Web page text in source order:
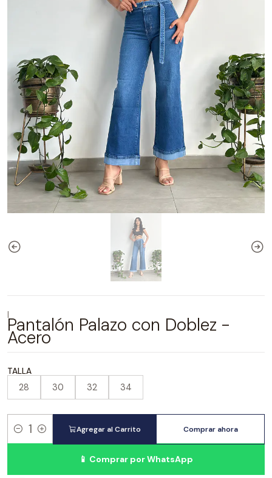
|Pantalón Palazo con Doblez -
Acero
TALLA
28 30 32 34
Cantidad
Agregar al Carrito Comprar ahora
📱 Comprar por WhatsApp